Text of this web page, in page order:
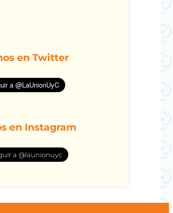
en Twitter
en Instagram
a @launionuyc